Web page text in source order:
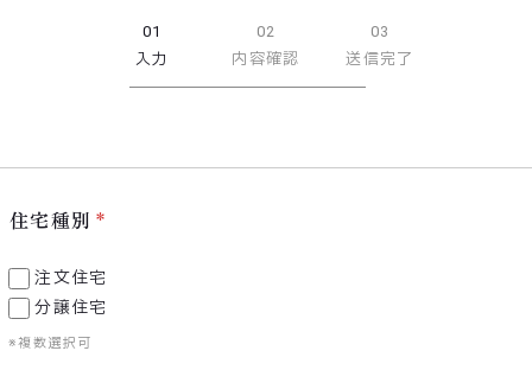
01
入力
02
内容確認
03
送信完了
住宅種別
注文住宅
分譲住宅
※複数選択可